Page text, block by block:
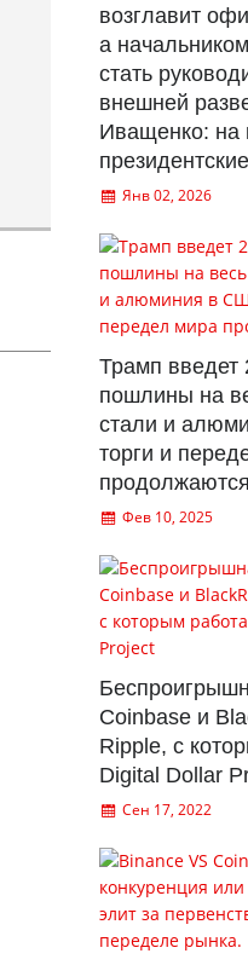
возглавит
а
стать
внешней
Иващенко: на
Янв 02, 2026
Трамп введет
пошлины на
стали и
торги и
продолжаются
Фев 10, 2025
Coinbase и
Ripple, с
Digital Dollar
Сен 17, 2022